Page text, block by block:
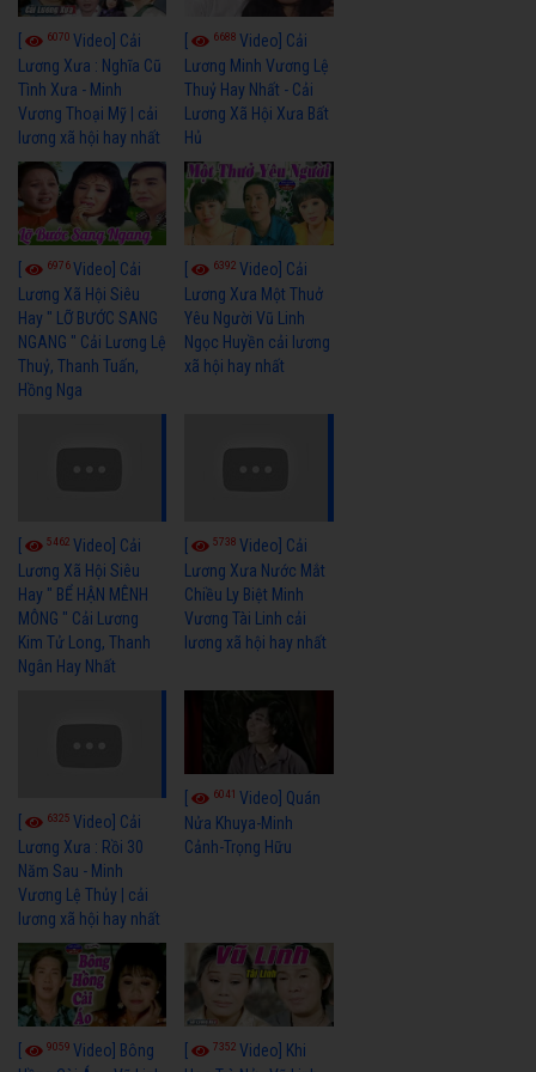
6070 Video] Cải
Lương Xưa : Nghĩa Cũ
Tình Xưa - Minh
Vương Thoại Mỹ | cải
lương xã hội hay nhất
6688Video] Cải
Lương Minh Vương Lệ
Thuỷ Hay Nhất - Cải
Lương Xã Hội Xưa Bất
Hủ
6976Video] Cải
Lương Xã Hội Siêu
Hay " LỠ BƯỚC SANG
NGANG " Cải Lương Lệ
Thuỷ, Thanh Tuấn,
Hồng Nga
6392Video] Cải
Lương Xưa Một Thuở
Yêu Người Vũ Linh
Ngọc Huyền cải lương
xã hội hay nhất
5462 Video] Cải
Lương Xã Hội Siêu
Hay " BỂ HẬN MÊNH
MÔNG " Cải Lương
Kim Tử Long, Thanh
Ngân Hay Nhất
5738Video] Cải
Lương Xưa Nước Mắt
Chiều Ly Biệt Minh
Vương Tài Linh cải
lương xã hội hay nhất
6325 Video] Cải
Lương Xưa : Rồi 30
Năm Sau - Minh
Vương Lệ Thủy | cải
lương xã hội hay nhất
6041Video] Quán
Nửa Khuya-Minh
Cảnh-Trọng Hữu
9059 Video] Bông
7352Video] Khi